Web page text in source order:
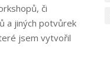
či
a jiných potvůrek
jsem vytvořil